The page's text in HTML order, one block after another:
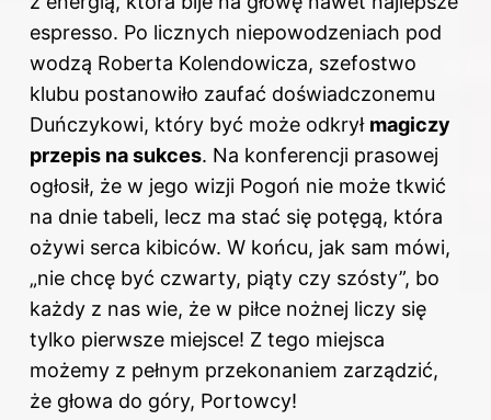
espresso. Po licznych niepowodzeniach pod
wodzą Roberta Kolendowicza, szefostwo
klubu postanowiło zaufać doświadczonemu
Duńczykowi, który być może odkrył magiczy
przepis na sukces. Na konferencji prasowej
ogłosił, że w jego wizji Pogoń nie może tkwić
na dnie tabeli, lecz ma stać się potęgą, która
ożywi serca kibiców. W końcu, jak sam mówi,
„nie chcę być czwarty, piąty czy szósty”, bo
każdy z nas wie, że w piłce nożnej liczy się
tylko pierwsze miejsce! Z tego miejsca
możemy z pełnym przekonaniem zarządzić,
że głowa do góry, Portowcy!